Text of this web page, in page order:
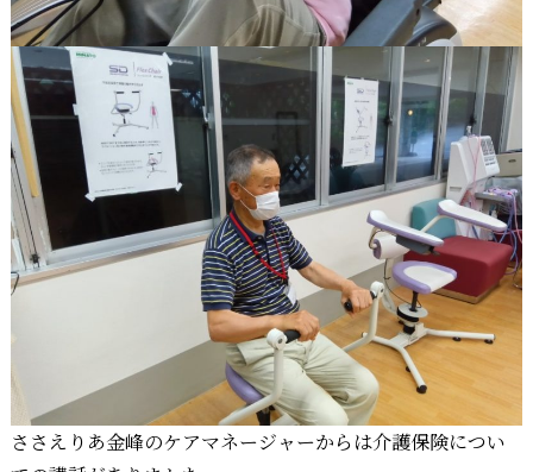
ささえりあ金峰のケアマネージャーからは介護保険につい